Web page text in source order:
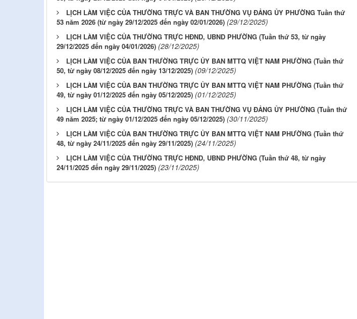
LỊCH LÀM VIỆC CỦA THƯỜNG TRỰC VÀ BAN THƯỜNG VỤ ĐẢNG ỦY PHƯỜNG Tuần thứ
53 năm 2026 (từ ngày 29/12/2025 đến ngày 02/01/2026) (29/12/2025)
LỊCH LÀM VIỆC CỦA THƯỜNG TRỰC HĐND, UBND PHƯỜNG (Tuần thứ 53, từ ngày
29/12/2025 đến ngày 04/01/2026) (28/12/2025)
LỊCH LÀM VIỆC CỦA BAN THƯỜNG TRỰC ỦY BAN MTTQ VIỆT NAM PHƯỜNG (Tuần thứ
50, từ ngày 08/12/2025 đến ngày 13/12/2025) (09/12/2025)
LỊCH LÀM VIỆC CỦA BAN THƯỜNG TRỰC ỦY BAN MTTQ VIỆT NAM PHƯỜNG (Tuần thứ
49, từ ngày 01/12/2025 đến ngày 05/12/2025) (01/12/2025)
LỊCH LÀM VIỆC CỦA THƯỜNG TRỰC VÀ BAN THƯỜNG VỤ ĐẢNG ỦY PHƯỜNG ​​​​​​​(Tuần thứ
49 năm 2025; từ ngày 01/12/2025 đến ngày 05/12/2025) (30/11/2025)
LỊCH LÀM VIỆC CỦA BAN THƯỜNG TRỰC ỦY BAN MTTQ VIỆT NAM PHƯỜNG (Tuần thứ
48, từ ngày 24/11/2025 đến ngày 29/11/2025) (24/11/2025)
LỊCH LÀM VIỆC CỦA THƯỜNG TRỰC HĐND, UBND PHƯỜNG (Tuần thứ 48, từ ngày
24/11/2025 đến ngày 29/11/2025) (23/11/2025)